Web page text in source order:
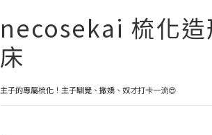
necosekai 梳化造
床
主子的專屬梳化！主子瞓覺、撒嬌、奴才打卡一流😍